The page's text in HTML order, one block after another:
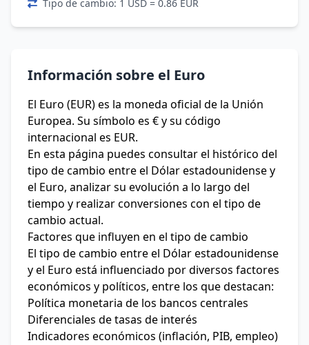
Tipo de cambio: 1 USD = 0.86 EUR
Información sobre el Euro
El Euro (EUR) es la moneda oficial de la Unión
Europea. Su símbolo es € y su código
internacional es EUR.
En esta página puedes consultar el histórico del
tipo de cambio entre el Dólar estadounidense y
el Euro, analizar su evolución a lo largo del
tiempo y realizar conversiones con el tipo de
cambio actual.
Factores que influyen en el tipo de cambio
El tipo de cambio entre el Dólar estadounidense
y el Euro está influenciado por diversos factores
económicos y políticos, entre los que destacan:
Política monetaria de los bancos centrales
Diferenciales de tasas de interés
Indicadores económicos (inflación, PIB, empleo)